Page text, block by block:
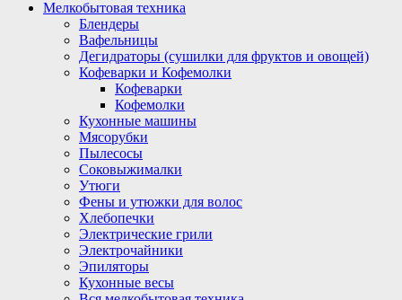
Мелкобытовая техника
Блендеры
Вафельницы
Дегидраторы (сушилки для фруктов и овощей)
Кофеварки и Кофемолки
Кофеварки
Кофемолки
Кухонные машины
Мясорубки
Пылесосы
Соковыжималки
Утюги
Фены и утюжки для волос
Хлебопечки
Электрические грили
Электрочайники
Эпиляторы
Кухонные весы